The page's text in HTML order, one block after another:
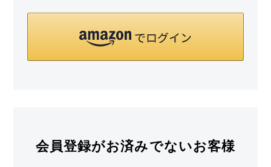
会員登録がお済みでないお客様